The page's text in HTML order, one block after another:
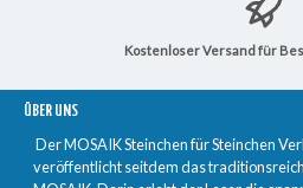
Kostenloser Versand für
ÜBER UNS
Der MOSAIK Steinchen für Steinchen
veröffentlicht seitdem das